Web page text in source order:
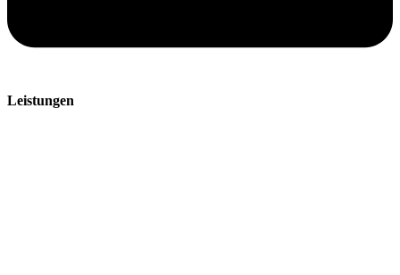
Leistungen